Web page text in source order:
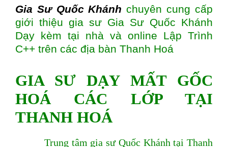
Gia Sư Quốc Khánhchuyên cung cấp
giới thiệu gia sư Gia Sư Quốc Khánh
Dạy kèm tại nhà và online Lập Trình
C++ trên các địa bàn Thanh Hoá
GIA SƯ DẠY MẤT GỐC
HOÁ CÁC LỚP TẠI
THANH HOÁ
Trung tâm gia sư Quốc Khánh tại Thanh